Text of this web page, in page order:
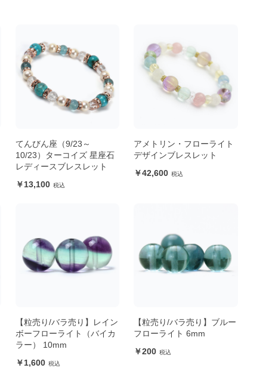
てんびん座（9/23～
10/23）ターコイズ 星座石
レディースブレスレット
13,100
アメトリン・フローライト
デザインブレスレット
42,600
【粒売り/バラ売り】レイン
ボーフローライト（バイカ
ラー） 10mm
1,600
【粒売り/バラ売り】ブルー
フローライト 6mm
200